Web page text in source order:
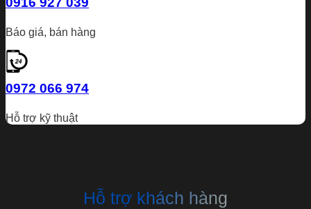
Báo giá, bán hàng
0972 066 974
Hỗ trợ kỹ thuật
Hỗ trợ khách hàng